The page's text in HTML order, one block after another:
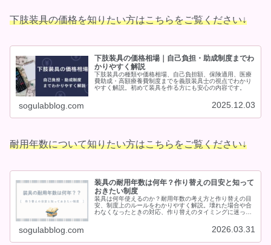
下肢装具の価格を知りたい方はこちらをご覧ください↓
下肢装具の価格相場｜自己負担・助成制度までわ
かりやすく解説
下肢装具の種類や価格相場、自己負担額、保険適用、医療
費助成・高額療養費制度までを義肢装具士の視点でわかり
やすく解説。初めて装具を作る方にも安心の内容です。
sogulabblog.com 2025.12.03
耐用年数について知りたい方はこちらをご覧ください↓
装具の耐用年数は何年？作り替えの目安と知って
おきたい制度
装具は何年使えるのか？耐用年数の考え方と作り替えの目
安、制度上のルールをわかりやすく解説。壊れた場合や合
わなくなったときの対応、作り替えのタイミングに迷って
sogulabblog.com 2026.03.31